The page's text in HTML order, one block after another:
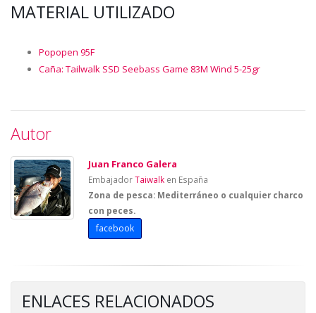
MATERIAL UTILIZADO
Popopen 95F
Caña: Tailwalk SSD Seebass Game 83M Wind 5-25gr
Autor
Juan Franco Galera
EmbajadorTaiwalk en España
Zona de pesca: Mediterráneo o cualquier charco
con peces.
facebook
ENLACES RELACIONADOS